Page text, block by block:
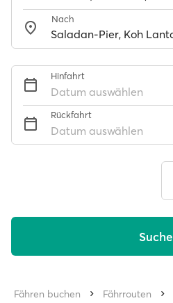
Nach
Hinfahrt
Datum auswählen
Rückfahrt
Datum auswählen
Suche
Fähren buchen
Fährrouten